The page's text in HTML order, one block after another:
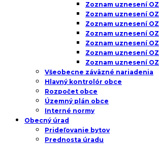
Zoznam uznesení
Zoznam uznesení OZ
Zoznam uznesení
Zoznam uznesení
Zoznam uznesení
Zoznam uznesení
Zoznam uznesení
Všeobecne záväzné nariadenia
Hlavný kontrolór obce
Rozpočet obce
Územný plán obce
Interné normy
Obecný úrad
Prideľovanie bytov
Prednosta úradu